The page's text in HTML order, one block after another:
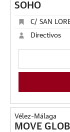
SOHO
C/ SAN
Directivos
Vélez-Málaga
MOVE